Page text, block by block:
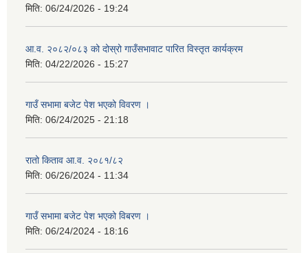
मिति: 06/24/2026 - 19:24
आ.व. २०८२/०८३ को दोस्रो गाउँसभावाट पारित विस्तृत कार्यक्रम
मिति: 04/22/2026 - 15:27
गाउँ सभामा बजेट पेश भएको विवरण ।
मिति: 06/24/2025 - 21:18
रातो किताव आ.व. २०८१/८२
मिति: 06/26/2024 - 11:34
गाउँ सभामा बजेट पेश भएको विबरण ।
मिति: 06/24/2024 - 18:16